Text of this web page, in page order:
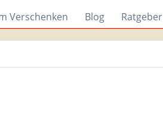
Verschenken Blog Ratgeber